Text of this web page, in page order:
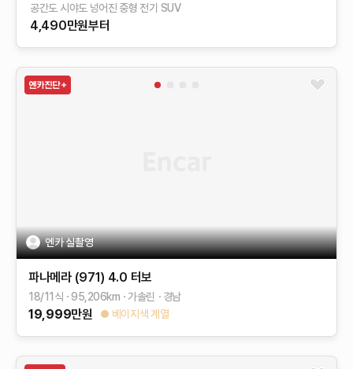
공간도 시야도 넝어진 중형 전기 SUV
4,490만원부터
엔카 실촬영
파나메라 (971) 4.0 터보
18/11식 95,206km 가솔린 경남
19,999만원 베이지색 계열